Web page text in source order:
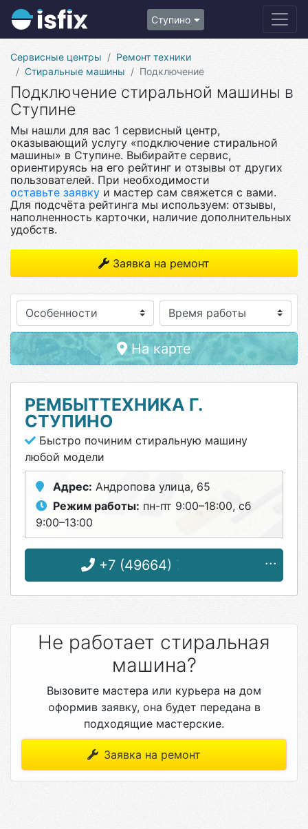
Ступино
Сервисные центры
Ремонт техники
Стиральные машины
Подключение
Подключение стиральной машины в
Ступине
Мы нашли для вас 1 сервисный центр,
оказывающий услугу «подключение стиральной
машины» в Ступине. Выбирайте сервис,
ориентируясь на его рейтинг и отзывы от других
пользователей. При необходимости
оставьте заявку и мастер сам свяжется с вами.
Для подсчёта рейтинга мы используем: отзывы,
наполненность карточки, наличие дополнительных
удобств.
Заявка на ремонт
Особенности
На карте
РЕМБЫТТЕХНИКА Г.
СТУПИНО
Быстро починим стиральную машину
любой модели
Адрес: Андропова улица, 65
Режим работы: пн-пт 9:00–18:00, сб
9:00–13:00
+7 (49664) 7-48-71
Не работает стиральная
машина?
Вызовите мастера или курьера на дом
оформив заявку, она будет передана в
подходящие мастерские.
Заявка на ремонт